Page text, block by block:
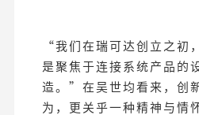
“我们在瑞可达创立之
是聚焦于连接系统产品的
造。”在吴世均看来，创
为，更关乎一种精神与情